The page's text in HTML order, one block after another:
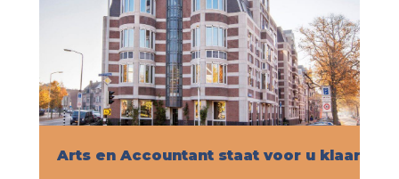
Arts en Accountant staat voor u klaar!